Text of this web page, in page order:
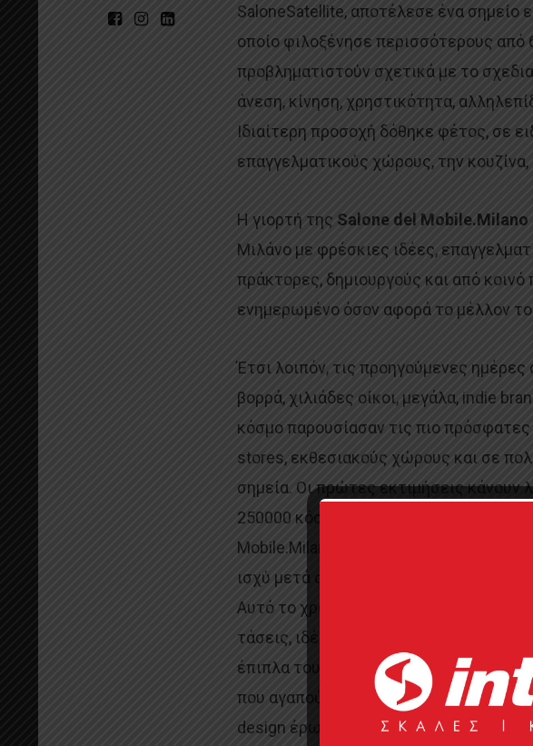
SaloneSatellite, αποτέλεσε ένα σημείο
οποίο φιλοξένησε περισσότερους από
προβληματιστούν σχετικά με το
άνεση, κίνηση, χρηστικότητα,
Ιδιαίτερη προσοχή δόθηκε φέτος, σε
επαγγελματικούς χώρους, την
Η γιορτή της Salone del Mobile.Milano
Μιλάνο με φρέσκιες ιδέες,
πράκτορες, δημιουργούς και από κοινό
ενημερωμένο όσον αφορά το μέλλον
Έτσι λοιπόν, τις προηγούμενες
βορρά, χιλιάδες οίκοι, μεγάλα, indie
κόσμο παρουσίασαν τις πιο
stores, εκθεσιακούς χώρους και σε
σημεία. Οι πρώτες εκτιμήσεις κάνουν
250000 κόσμο, ο οποίος βρέθηκε στην
Mobile.Milano για να τιμήσουν μια
ισχύ μετά από δύο χρόνια ακυρώσεων
Αυτό το χρονικό κενό μας άφησε να
τάσεις, ιδέες και καινοτομίες.
έπιπλα του σαλονιού, τις αποχρώσεις
που αγαπούν οι αρχιτέκτονες, τα νέα
design έρωτες. Επίσης, διαπιστώσαμε